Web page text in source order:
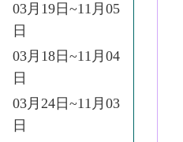
03月19日~11月05
日
03月18日~11月04
日
03月24日~11月03
日